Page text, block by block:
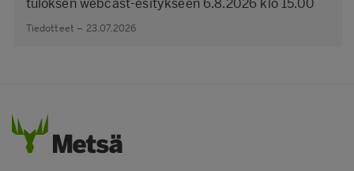
tuloksen webcast-esitykseen 6.8.2026 klo 15.00
Tiedotteet – 23.07.2026